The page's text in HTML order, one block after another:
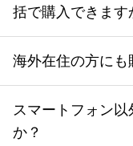
括で購入できます
海外在住の方にも
スマートフォン
か？